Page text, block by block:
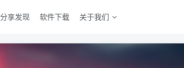
分享发现 软件下载 关于我们